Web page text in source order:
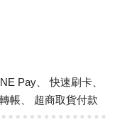
Pay、 快速刷卡、
帳、 超商取貨付款